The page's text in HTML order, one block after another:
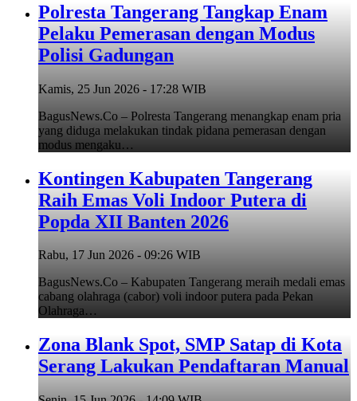
Polresta Tangerang Tangkap Enam
Pelaku Pemerasan dengan Modus
Polisi Gadungan
Kamis, 25 Jun 2026 - 17:28 WIB
BagusNews.Co – Polresta Tangerang menangkap enam pria
yang diduga melakukan tindak pidana pemerasan dengan
modus mengaku…
Kontingen Kabupaten Tangerang
Raih Emas Voli Indoor Putera di
Popda XII Banten 2026
Rabu, 17 Jun 2026 - 09:26 WIB
BagusNews.Co – Kabupaten Tangerang meraih medali emas
cabang olahraga (cabor) voli indoor putera pada Pekan
Olahraga…
Zona Blank Spot, SMP Satap di Kota
Serang Lakukan Pendaftaran Manual